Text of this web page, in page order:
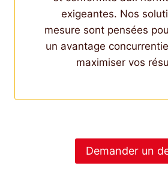
exigeantes. Nos
mesure sont pensées
un avantage
maximiser vos
Demander un